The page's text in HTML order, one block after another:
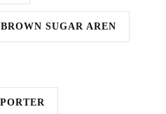
BROWN SUGAR AREN